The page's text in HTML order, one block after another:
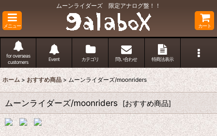
ムーンライダーズ 限定アナログ盤！！
メニュー カート
for overseas
customers
Event カテゴリ 問い合わせ 特商法表示
ホーム > おすすめ商品 > ムーンライダーズ/moonriders
ムーンライダーズ/moonriders [おすすめ商品]